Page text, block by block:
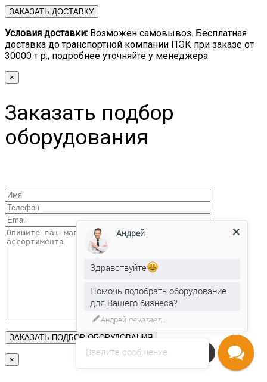
Условия доставки: Возможен самовывоз. Бесплатная
доставка до транспортной компании ПЭК при заказе от
30000 т р., подробнее уточняйте у менеджера.
×
Заказать подбор
оборудования
×
Напишите нам
Введите сообщение
Андрей
Здравствуйте
Помочь подобрать оборудование
для Вашего бизнеса?
Андрейпечатает...